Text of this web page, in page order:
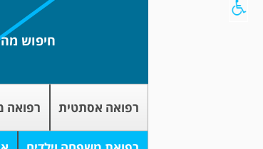
חיפוש
רפואה אסתטית רפואה